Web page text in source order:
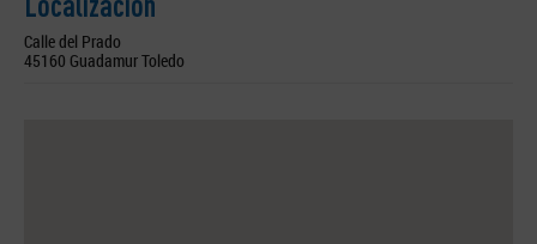
Calle del Prado
45160 Guadamur Toledo